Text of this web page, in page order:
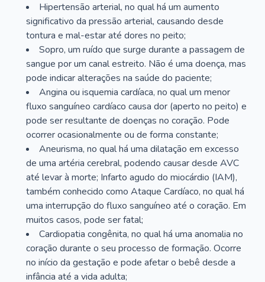
Hipertensão arterial, no qual há um aumento
significativo da pressão arterial, causando desde
tontura e mal-estar até dores no peito;
Sopro, um ruído que surge durante a passagem de
sangue por um canal estreito. Não é uma doença, mas
pode indicar alterações na saúde do paciente;
Angina ou isquemia cardíaca, no qual um menor
fluxo sanguíneo cardíaco causa dor (aperto no peito) e
pode ser resultante de doenças no coração. Pode
ocorrer ocasionalmente ou de forma constante;
Aneurisma, no qual há uma dilatação em excesso
de uma artéria cerebral, podendo causar desde AVC
até levar à morte; Infarto agudo do miocárdio (IAM),
também conhecido como Ataque Cardíaco, no qual há
uma interrupção do fluxo sanguíneo até o coração. Em
muitos casos, pode ser fatal;
Cardiopatia congênita, no qual há uma anomalia no
coração durante o seu processo de formação. Ocorre
no início da gestação e pode afetar o bebê desde a
infância até a vida adulta;